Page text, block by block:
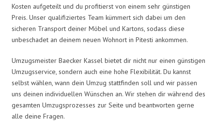
Kosten aufgeteilt und du profitierst von einem sehr günstigen
Preis. Unser qualifiziertes Team kümmert sich dabei um den
sicheren Transport deiner Möbel und Kartons, sodass diese
unbeschadet an deinem neuen Wohnort in Pitesti ankommen.
Umzugsmeister Baecker Kassel bietet dir nicht nur einen günstigen
Umzugsservice, sondern auch eine hohe Flexibilität. Du kannst
selbst wählen, wann dein Umzug stattfinden soll und wir passen
uns deinen individuellen Wünschen an. Wir stehen dir während des
gesamten Umzugsprozesses zur Seite und beantworten gerne
alle deine Fragen.